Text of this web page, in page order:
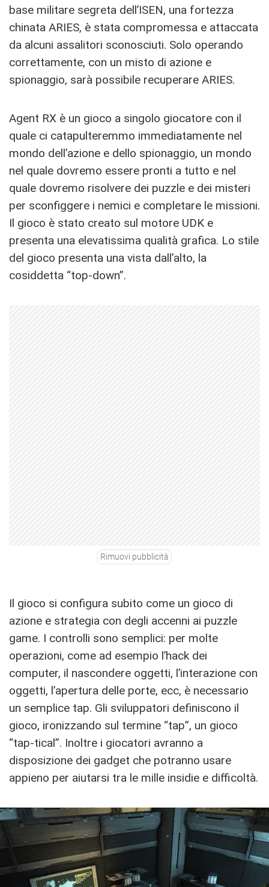
base militare segreta dell’ISEN, una fortezza
chinata ARIES, è stata compromessa e attaccata
da alcuni assalitori sconosciuti. Solo operando
correttamente, con un misto di azione e
spionaggio, sarà possibile recuperare ARIES.
Agent RX è un gioco a singolo giocatore con il
quale ci catapulteremmo immediatamente nel
mondo dell’azione e dello spionaggio, un mondo
nel quale dovremo essere pronti a tutto e nel
quale dovremo risolvere dei puzzle e dei misteri
per sconfiggere i nemici e completare le missioni.
Il gioco è stato creato sul motore UDK e
presenta una elevatissima qualità grafica. Lo stile
del gioco presenta una vista dall’alto, la
cosiddetta “top-down”.
Rimuovi pubblicità
Il gioco si configura subito come un gioco di
azione e strategia con degli accenni ai puzzle
game. I controlli sono semplici: per molte
operazioni, come ad esempio l’hack dei
computer, il nascondere oggetti, l’interazione con
oggetti, l’apertura delle porte, ecc, è necessario
un semplice tap. Gli sviluppatori definiscono il
gioco, ironizzando sul termine “tap”, un gioco
“tap-tical”. Inoltre i giocatori avranno a
disposizione dei gadget che potranno usare
appieno per aiutarsi tra le mille insidie e difficoltà.